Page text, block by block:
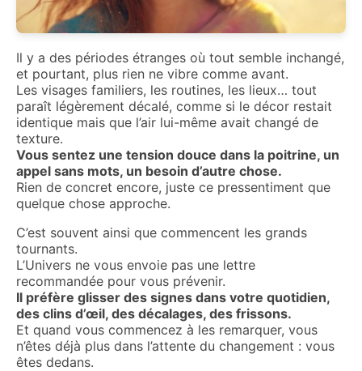
Il y a des périodes étranges où tout semble inchangé,
et pourtant, plus rien ne vibre comme avant.
Les visages familiers, les routines, les lieux… tout
paraît légèrement décalé, comme si le décor restait
identique mais que l’air lui-même avait changé de
texture.
Vous sentez une tension douce dans la poitrine, un
appel sans mots, un besoin d’autre chose.
Rien de concret encore, juste ce pressentiment que
quelque chose approche.
C’est souvent ainsi que commencent les grands
tournants.
L’Univers ne vous envoie pas une lettre
recommandée pour vous prévenir.
Il préfère glisser des signes dans votre quotidien,
des clins d’œil, des décalages, des frissons.
Et quand vous commencez à les remarquer, vous
n’êtes déjà plus dans l’attente du changement : vous
êtes dedans.